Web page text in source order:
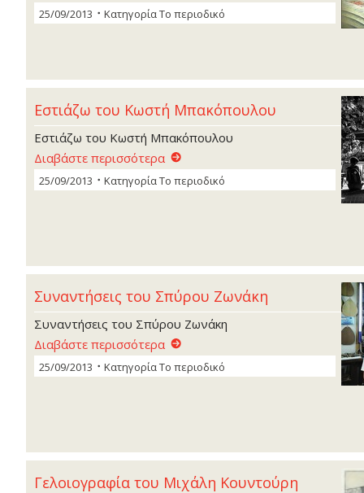
25/09/2013 ΚατηγορίαΤο περιοδικό
Εστιάζω του Κωστή Μπακόπουλου
Εστιάζω του Κωστή Μπακόπουλου
Διαβάστε περισσότερα
25/09/2013 ΚατηγορίαΤο περιοδικό
Συναντήσεις του Σπύρου Ζωνάκη
Συναντήσεις του Σπύρου Ζωνάκη
Διαβάστε περισσότερα
25/09/2013 ΚατηγορίαΤο περιοδικό
Γελοιογραφία του Μιχάλη Κουντούρη